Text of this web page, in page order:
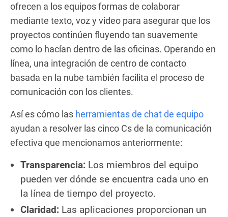
ofrecen a los equipos formas de colaborar
mediante texto, voz y video para asegurar que los
proyectos continúen fluyendo tan suavemente
como lo hacían dentro de las oficinas. Operando en
línea, una integración de centro de contacto
basada en la nube también facilita el proceso de
comunicación con los clientes.
Así es cómo las herramientas de chat de equipo
ayudan a resolver las cinco Cs de la comunicación
efectiva que mencionamos anteriormente:
Transparencia: Los miembros del equipo
pueden ver dónde se encuentra cada uno en
la línea de tiempo del proyecto.
Claridad: Las aplicaciones proporcionan un